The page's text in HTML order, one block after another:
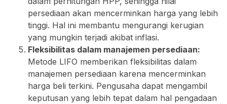
persediaan akan mencerminkan harga yang lebih
tinggi. Hal ini membantu mengurangi kerugian
yang mungkin terjadi akibat inflasi.
Fleksibilitas dalam manajemen persediaan:
Metode LIFO memberikan fleksibilitas dalam
manajemen persediaan karena mencerminkan
harga beli terkini. Pengusaha dapat mengambil
keputusan yang lebih tepat dalam hal pengadaan